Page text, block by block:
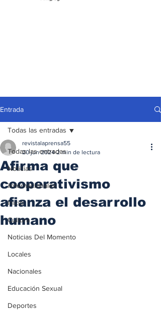
Entrada
Todas las entradas
Noticias
iInternacionales
Inicio
Cultura
Noticias Del Momento
Locales
Nacionales
Educación Sexual
Deportes
Todas las entradas
Afirma que
cooperativismo
afianza el desarrollo
humano
revistalaprensa55
20 jun 2024 2 min de lectura